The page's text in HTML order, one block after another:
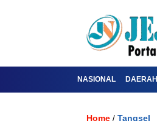
NASIONAL DAERAH
Home / Tangsel